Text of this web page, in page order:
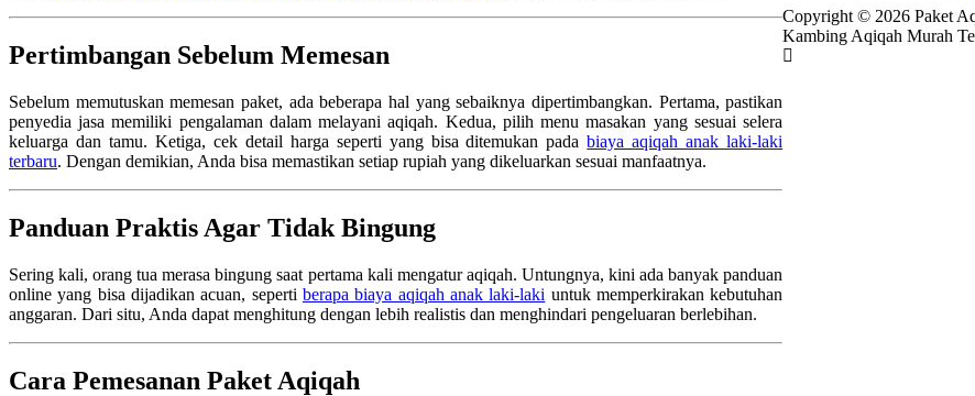
Pertimbangan Sebelum Memesan
Sebelum memutuskan memesan paket, ada beberapa hal yang sebaiknya dipertimbangkan. Pertama, pastikan
penyedia jasa memiliki pengalaman dalam melayani aqiqah. Kedua, pilih menu masakan yang sesuai selera
keluarga dan tamu. Ketiga, cek detail harga seperti yang bisa ditemukan padabiaya aqiqah anak laki-laki
terbaru. Dengan demikian, Anda bisa memastikan setiap rupiah yang dikeluarkan sesuai manfaatnya.
Panduan Praktis Agar Tidak Bingung
Sering kali, orang tua merasa bingung saat pertama kali mengatur aqiqah. Untungnya, kini ada banyak panduan
online yang bisa dijadikan acuan, seperti berapa biaya aqiqah anak laki-laki untuk memperkirakan kebutuhan
anggaran. Dari situ, Anda dapat menghitung dengan lebih realistis dan menghindari pengeluaran berlebihan.
Cara Pemesanan Paket Aqiqah
Copyright © 2026 Paket
Kambing Aqiqah Murah